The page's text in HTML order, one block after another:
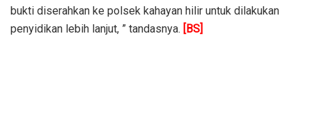
bukti diserahkan ke polsek kahayan hilir untuk dilakukan
penyidikan lebih lanjut, ” tandasnya. [BS]